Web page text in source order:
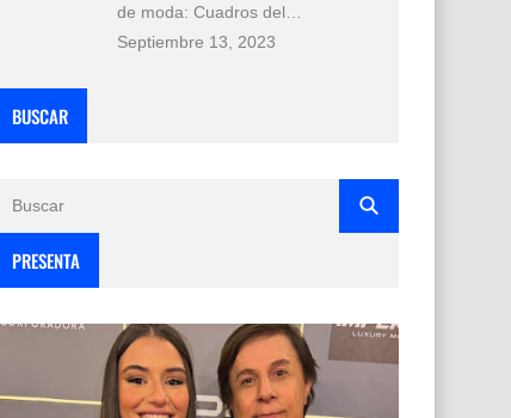
de moda: Cuadros del…
Septiembre 13, 2023
BUSCAR
PRESENTA